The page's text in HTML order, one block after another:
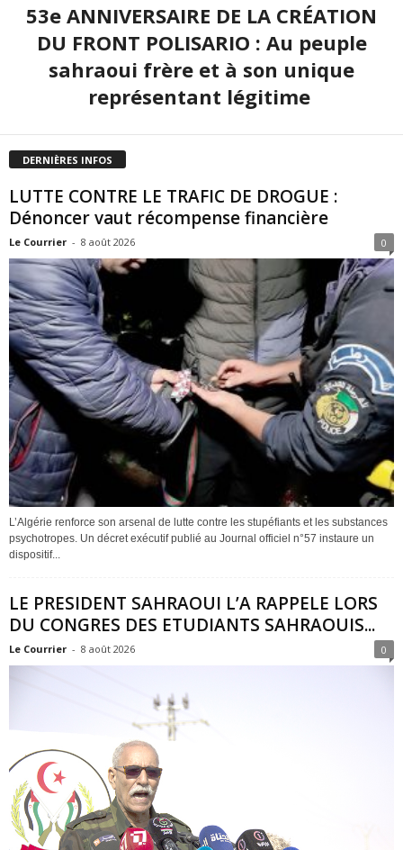
53e ANNIVERSAIRE DE LA CRÉATION
DU FRONT POLISARIO : Au peuple
sahraoui frère et à son unique
représentant légitime
DERNIÈRES INFOS
LUTTE CONTRE LE TRAFIC DE DROGUE :
Dénoncer vaut récompense financière
Le Courrier - 8 août 2026 0
L’Algérie renforce son arsenal de lutte contre les stupéfiants et les substances
psychotropes. Un décret exécutif publié au Journal officiel n°57 instaure un
dispositif...
LE PRESIDENT SAHRAOUI L’A RAPPELE LORS
DU CONGRES DES ETUDIANTS SAHRAOUIS...
Le Courrier - 8 août 2026 0